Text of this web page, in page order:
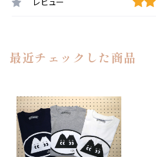
レビュー
最近チェックした商品